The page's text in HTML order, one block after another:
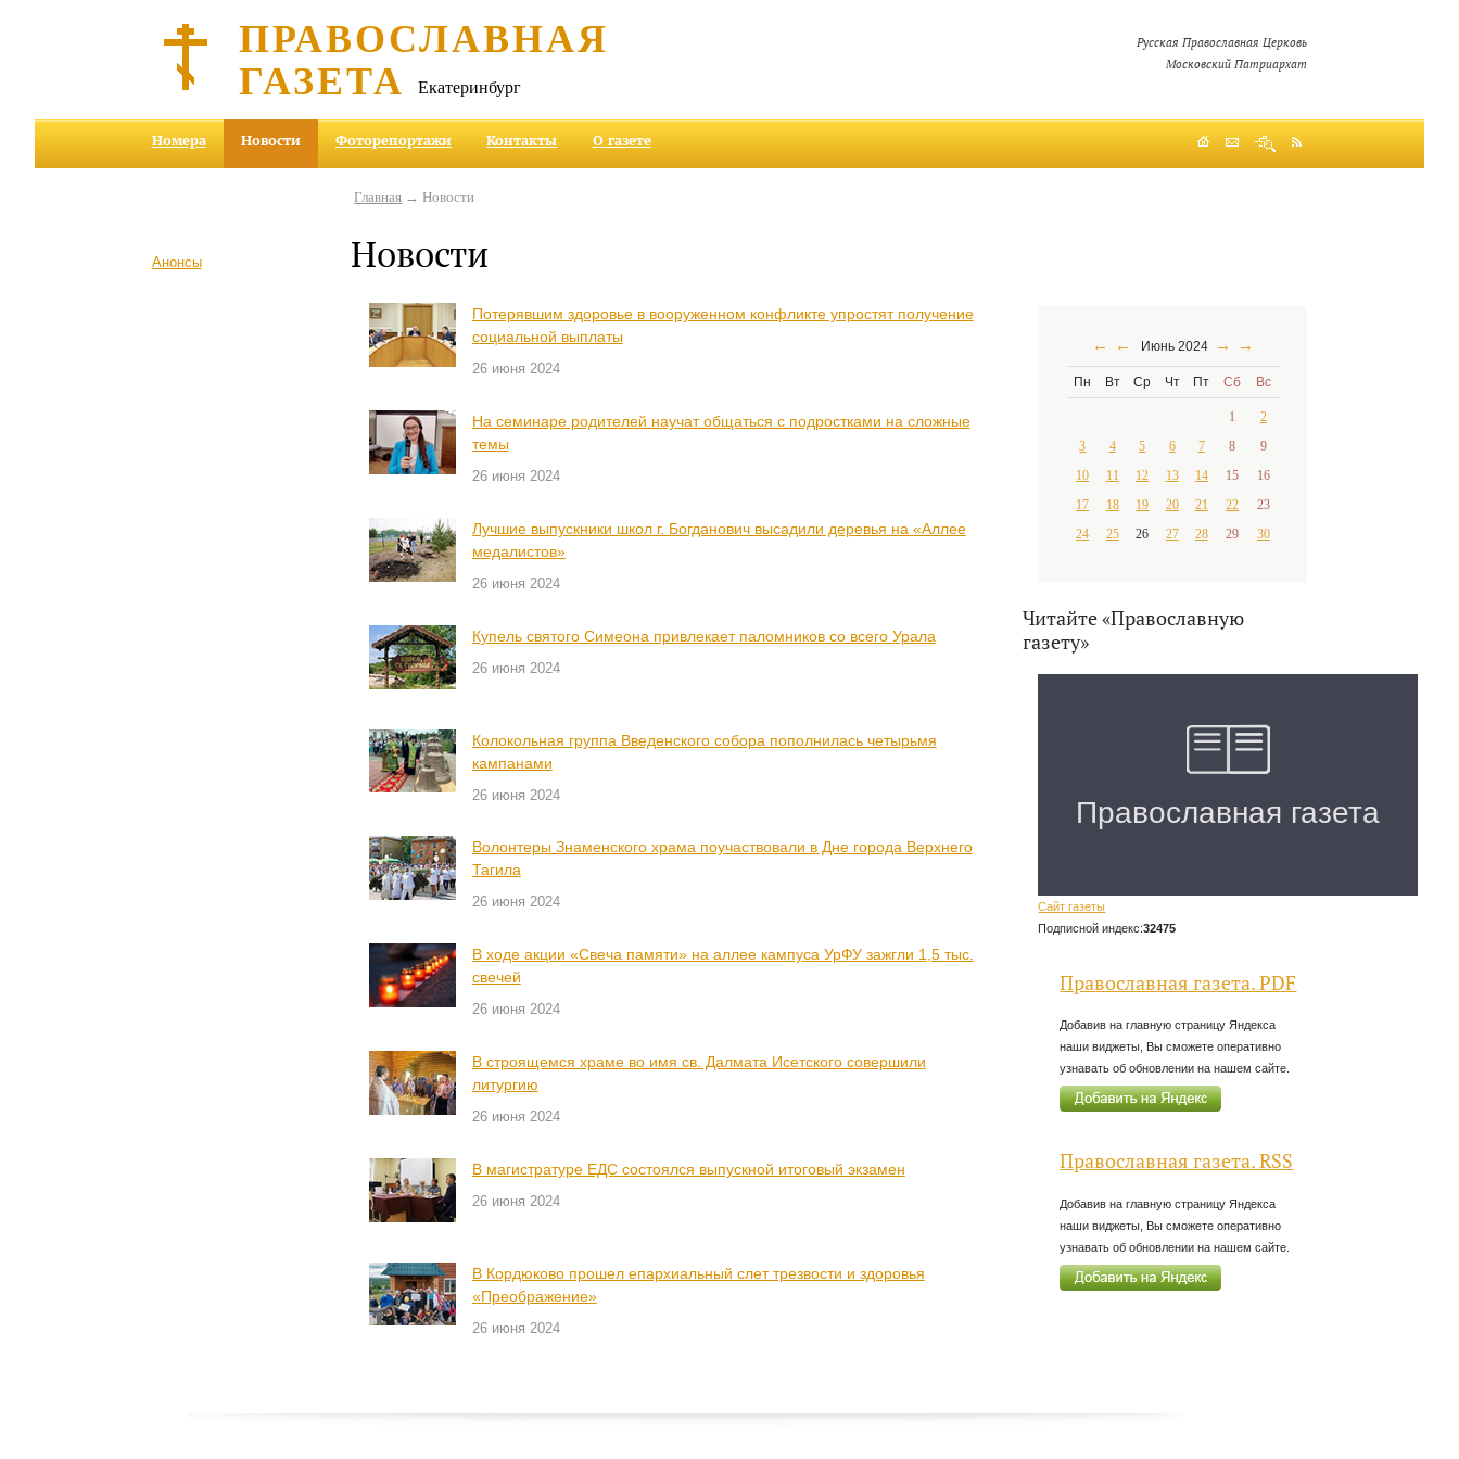
ПРАВОСЛАВНАЯ
ГАЗЕТА Екатеринбург
Русская Православная Церковь
Московский Патриархат
Номера Новости Фоторепортажи Контакты О газете
Анонсы
Главная → Новости
Новости
Потерявшим здоровье в вооруженном конфликте упростят получение
социальной выплаты
26 июня 2024
На семинаре родителей научат общаться с подростками на сложные
темы
26 июня 2024
Лучшие выпускники школ г. Богданович высадили деревья на «Аллее
медалистов»
26 июня 2024
Купель святого Симеона привлекает паломников со всего Урала
26 июня 2024
Колокольная группа Введенского собора пополнилась четырьмя
кампанами
26 июня 2024
Волонтеры Знаменского храма поучаствовали в Дне города Верхнего
Тагила
26 июня 2024
В ходе акции «Свеча памяти» на аллее кампуса УрФУ зажгли 1,5 тыс.
свечей
26 июня 2024
В строящемся храме во имя св. Далмата Исетского совершили
литургию
26 июня 2024
В магистратуре ЕДС состоялся выпускной итоговый экзамен
26 июня 2024
В Кордюково прошел епархиальный слет трезвости и здоровья
«Преображение»
26 июня 2024
← ← Июнь 2024 → →
Пн Вт Ср Чт Пт Сб Вс
1
2
3
4 5 6 7 8
9
10
11 12 13 14 15
16
17
18 19 20 21 22
23
24
25 26 27 28 29 30
Читайте «Православную
газету»
Сайт газеты
Подписной индекс:32475
Православная газета. PDF
Добавив на главную страницу Яндекса
наши виджеты, Вы сможете оперативно
узнавать об обновлении на нашем сайте.
Православная газета. RSS
Добавив на главную страницу Яндекса
наши виджеты, Вы сможете оперативно
узнавать об обновлении на нашем сайте.